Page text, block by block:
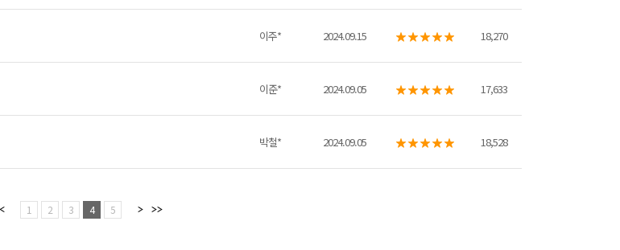
이주* 2024.09.15 18,270
이준* 2024.09.05 17,633
박철* 2024.09.05 18,528
1 2 3 4 5